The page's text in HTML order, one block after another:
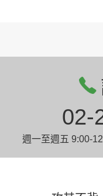
02-
週一至週五 9:00-